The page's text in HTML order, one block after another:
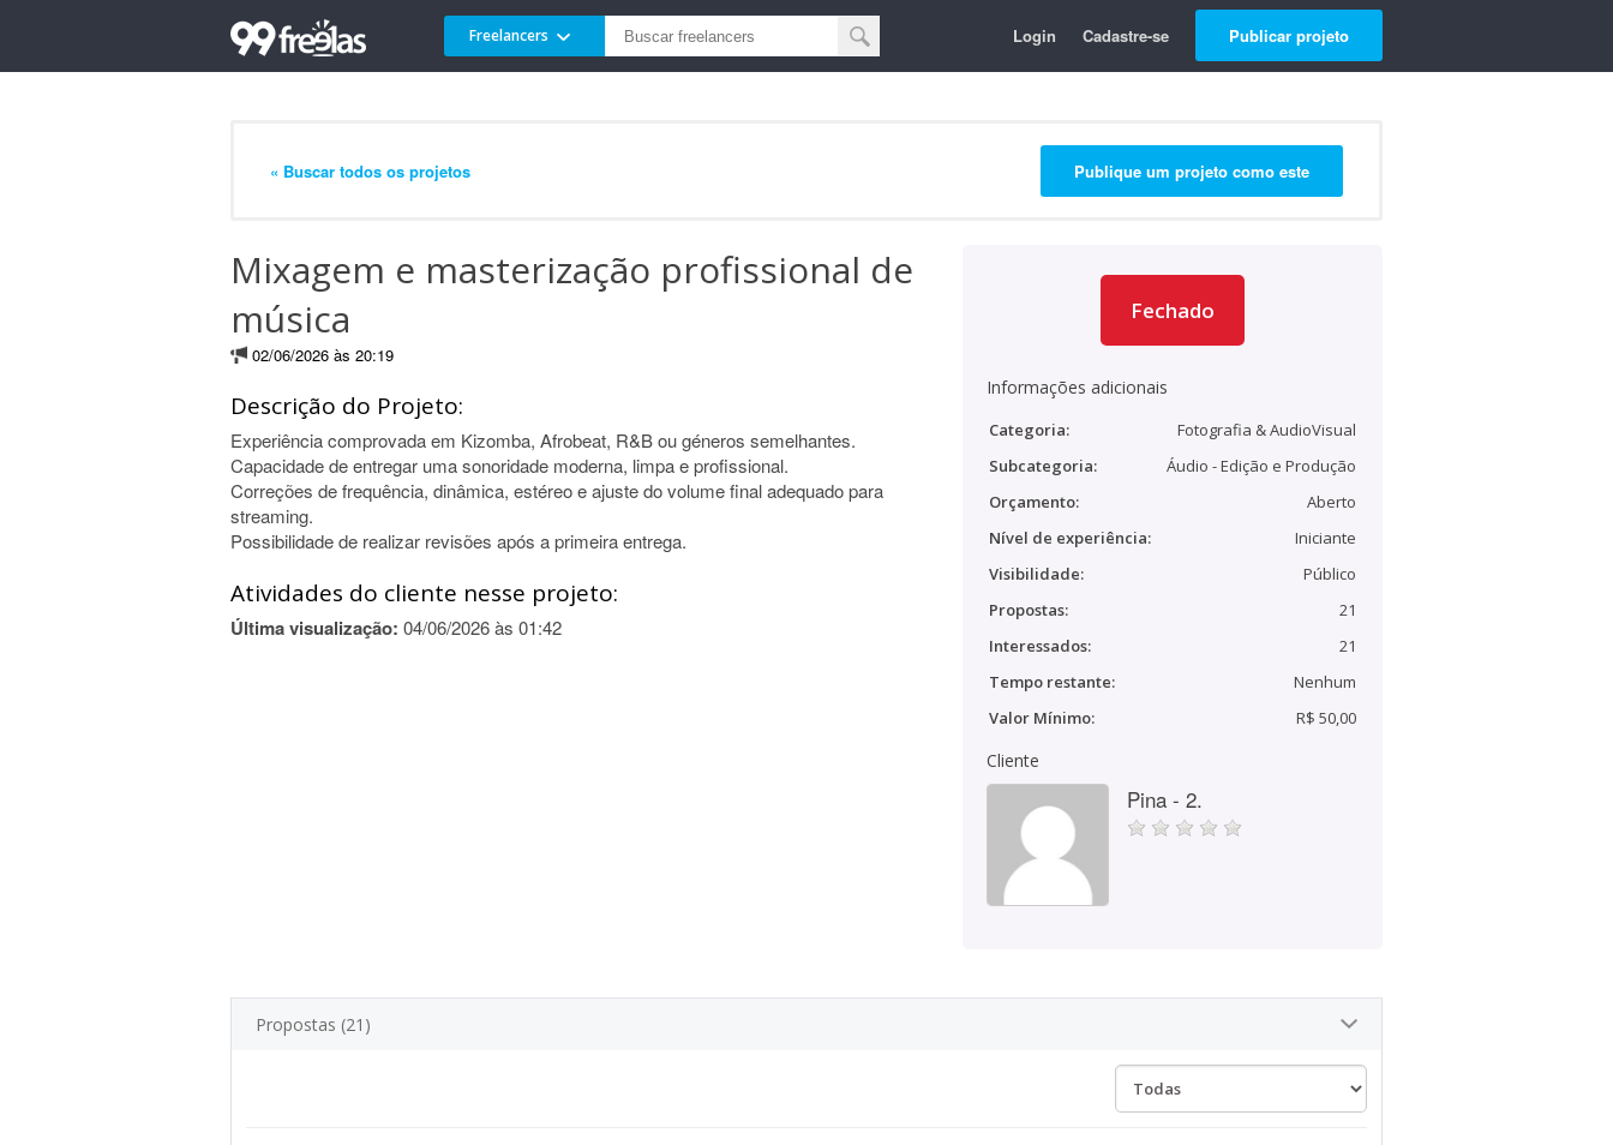
Freelancers Login Cadastre-se Publicar projeto
« Buscar todos os projetos Publique um projeto como este
Mixagem e masterização profissional de
música
02/06/2026 às 20:19
Descrição do Projeto:
Experiência comprovada em Kizomba, Afrobeat, R&B ou géneros semelhantes.
Capacidade de entregar uma sonoridade moderna, limpa e profissional.
Correções de frequência, dinâmica, estéreo e ajuste do volume final adequado para
streaming.
Possibilidade de realizar revisões após a primeira entrega.
Atividades do cliente nesse projeto:
Última visualização: 04/06/2026 às 01:42
Fechado
Informações adicionais
Categoria:
Fotografia & AudioVisual
Subcategoria:
Áudio - Edição e Produção
Orçamento:
Aberto
Nível de experiência:
Iniciante
Visibilidade:
Público
Propostas:
21
Interessados:
21
Tempo restante:
Nenhum
Valor Mínimo:
R$ 50,00
Cliente
Pina - 2.
Propostas (21)